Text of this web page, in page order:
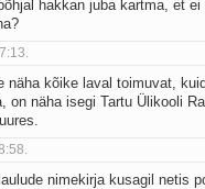
hakkan juba kartma, et
näha kõike laval toimuvat,
on näha isegi Tartu Ülikooli
nimekirja kusagil netis